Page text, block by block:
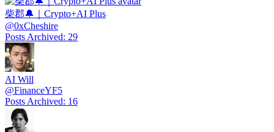
柴郡🔔｜Crypto+AI Plus
@0xCheshire
Posts Archived: 29
AI Will
@FinanceYF5
Posts Archived: 16